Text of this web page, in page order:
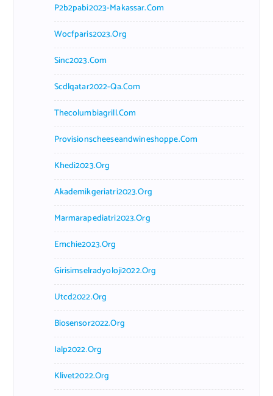
P2b2pabi2023-Makassar.com
Wocfparis2023.org
Sinc2023.com
Scdlqatar2022-Qa.com
Thecolumbiagrill.com
Provisionscheeseandwineshoppe.com
Khedi2023.org
Akademikgeriatri2023.org
Marmarapediatri2023.org
Emchie2023.org
Girisimselradyoloji2022.org
Utcd2022.org
Biosensor2022.org
Ialp2022.org
Klivet2022.org